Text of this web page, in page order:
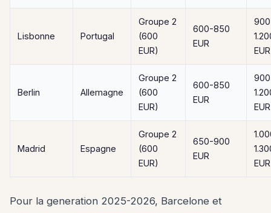
Lisbonne Portugal
Groupe 2
(600
EUR)
600-850
EUR
EUR
Berlin Allemagne
Groupe 2
(600
EUR)
600-850
EUR
EUR
Madrid Espagne
Groupe 2
(600
EUR)
650-900
EUR
EUR
Pour la generation 2025-2026, Barcelone et